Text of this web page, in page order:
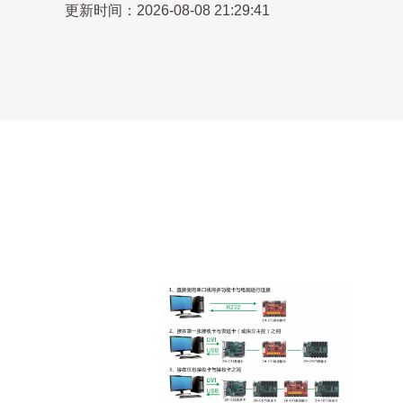
更新时间：2026-08-08 21:29:41